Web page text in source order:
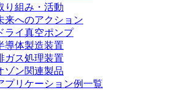
り組み・活動
来へのアクション
ライ真空ポンプ
導体製造装置
ガス処理装置
ゾン関連製品
プリケーション例一覧